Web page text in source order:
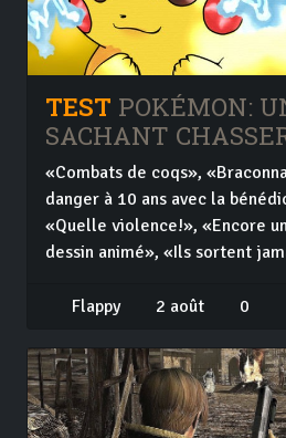
TEST POKÉMON:
SACHANT
«Combats de coqs»,
danger à 10 ans avec la
«Quelle violence!», «Encore
dessin animé», «Ils sortent
Flappy 2 août 0